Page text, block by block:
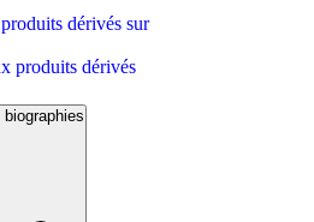
dérivés sur
produits dérivés